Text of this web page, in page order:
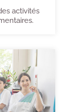
activités